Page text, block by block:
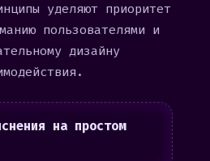
уделяют приоритет
пользователями и
дизайну
на простом